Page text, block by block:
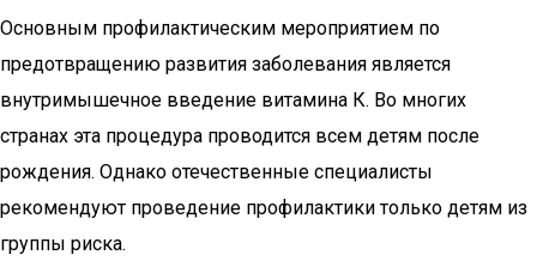
Основным профилактическим мероприятием по
предотвращению развития заболевания является
внутримышечное введение витамина К. Во многих
странах эта процедура проводится всем детям после
рождения. Однако отечественные специалисты
рекомендуют проведение профилактики только детям из
группы риска.